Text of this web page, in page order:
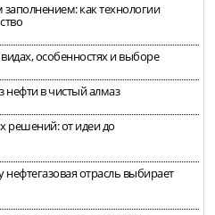
как технологии
особенностях и выборе
в чистый алмаз
решений: от идеи до
отрасль выбирает